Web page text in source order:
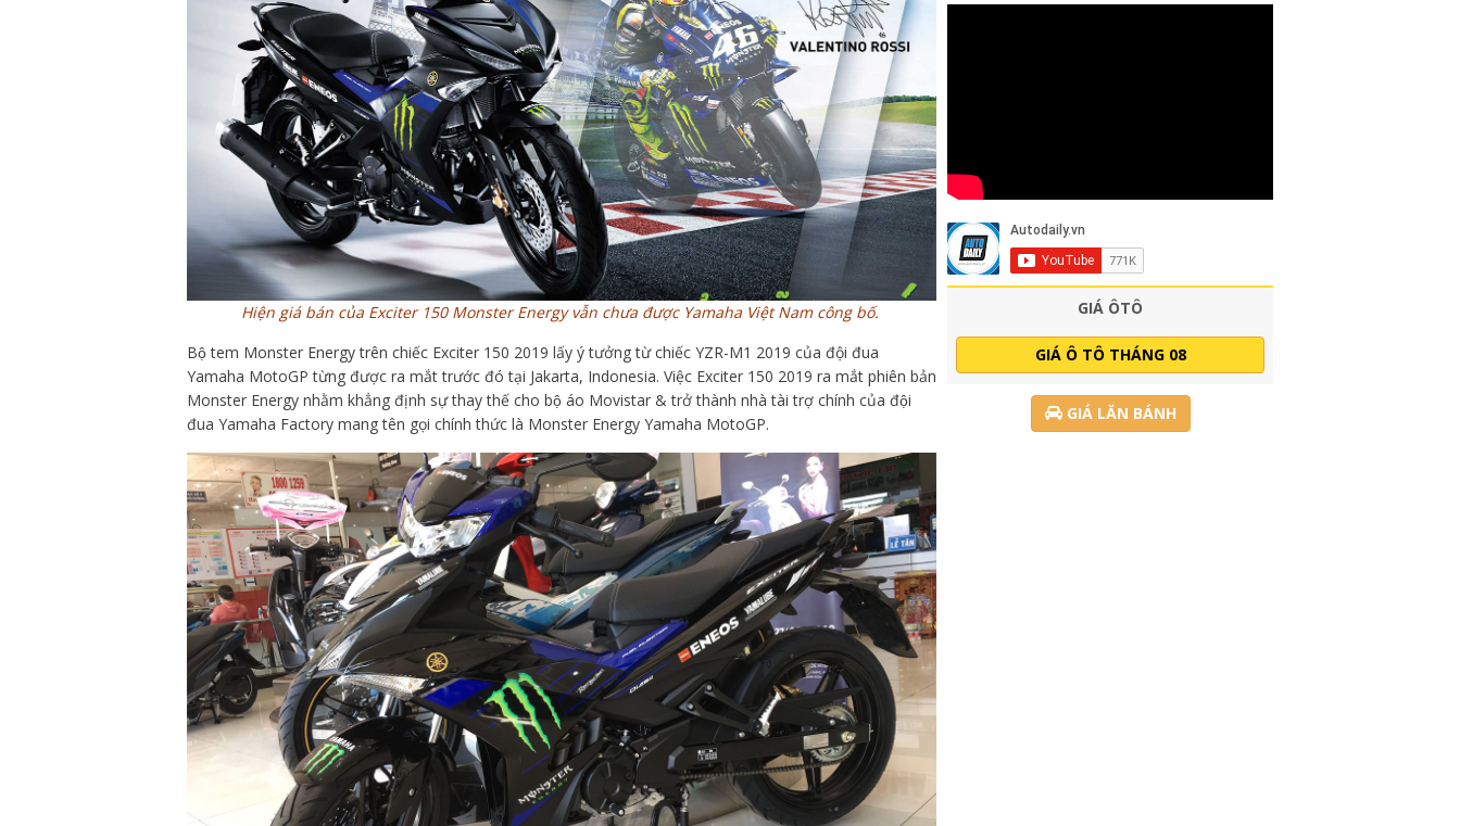
Hiện giá bán của Exciter 150 Monster Energy vẫn chưa được Yamaha Việt Nam công bố.
Bộ tem Monster Energy trên chiếc Exciter 150 2019 lấy ý tưởng từ chiếc YZR-M1 2019 của đội đua
Yamaha MotoGP từng được ra mắt trước đó tại Jakarta, Indonesia. Việc Exciter 150 2019 ra mắt phiên bản
Monster Energy nhằm khẳng định sự thay thế cho bộ áo Movistar & trở thành nhà tài trợ chính của đội
đua Yamaha Factory mang tên gọi chính thức là Monster Energy Yamaha MotoGP.​
GIÁ ÔTÔ
GIÁ Ô TÔ THÁNG 08
GIÁ LĂN BÁNH